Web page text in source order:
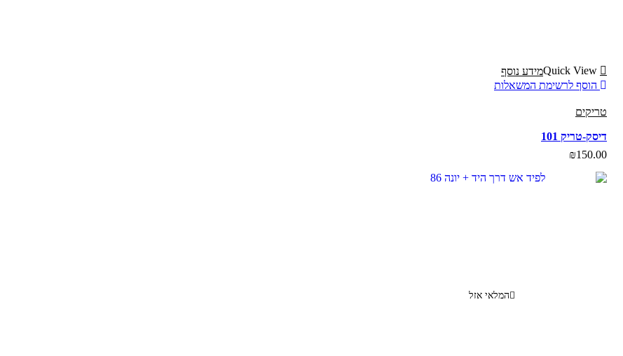
Quick Viewמידע נוסף
הוסף לרשימת המשאלות
טריקים
דיסק-טריק 101
₪150.00
המלאי אזל